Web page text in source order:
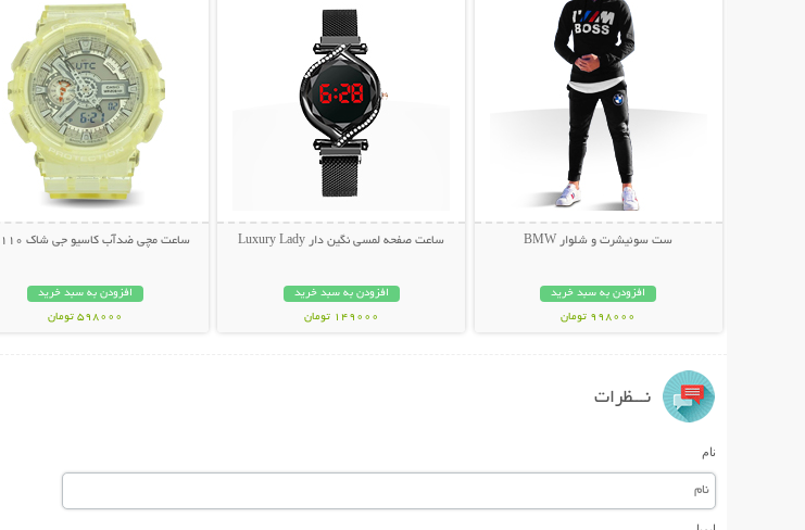
ست سوئیشرت و شلوار BMW
افزودن به سبد خرید
998000 تومان
ساعت صفحه لمسی نگین دار Luxury Lady
افزودن به سبد خرید
149000 تومان
ساعت مچی ضدآب کاسیو جی شاک GA110
افزودن به سبد خرید
598000 تومان
نـــظرات
نام